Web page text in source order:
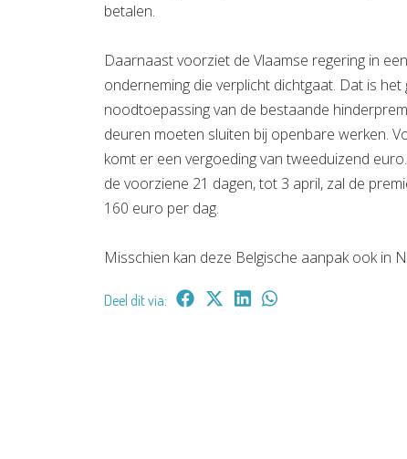
betalen.
Daarnaast voorziet de Vlaamse regering in
onderneming die verplicht dichtgaat. Dat is
noodtoepassing van de bestaande
deuren moeten sluiten bij openbare werken.
komt er een vergoeding van tweeduizend
de voorziene 21 dagen, tot 3 april, zal de
160 euro per dag.
Misschien kan deze Belgische aanpak ook in
Deel dit via: